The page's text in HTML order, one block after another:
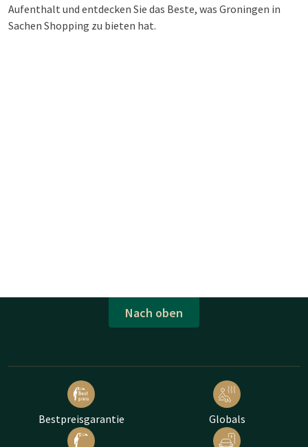
Aufenthalt und entdecken Sie das Beste, was Groningen in
Sachen Shopping zu bieten hat.
Nach oben
Bestpreisgarantie Globals